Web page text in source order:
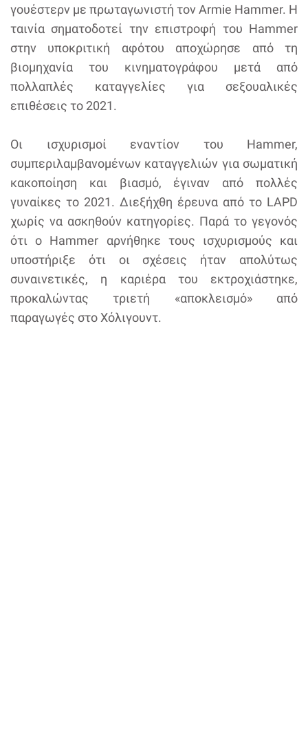
γουέστερν με πρωταγωνιστή τον Armie Hammer. Η
ταινία σηματοδοτεί την επιστροφή του Hammer
στην υποκριτική αφότου αποχώρησε από τη
βιομηχανία του κινηματογράφου μετά από
πολλαπλές καταγγελίες για σεξουαλικές
επιθέσεις το 2021.
Οι ισχυρισμοί εναντίον του Hammer,
συμπεριλαμβανομένων καταγγελιών για σωματική
κακοποίηση και βιασμό, έγιναν από πολλές
γυναίκες το 2021. Διεξήχθη έρευνα από το LAPD
χωρίς να ασκηθούν κατηγορίες. Παρά το γεγονός
ότι ο Hammer αρνήθηκε τους ισχυρισμούς και
υποστήριξε ότι οι σχέσεις ήταν απολύτως
συναινετικές, η καριέρα του εκτροχιάστηκε,
προκαλώντας τριετή «αποκλεισμό» από
παραγωγές στο Χόλιγουντ.